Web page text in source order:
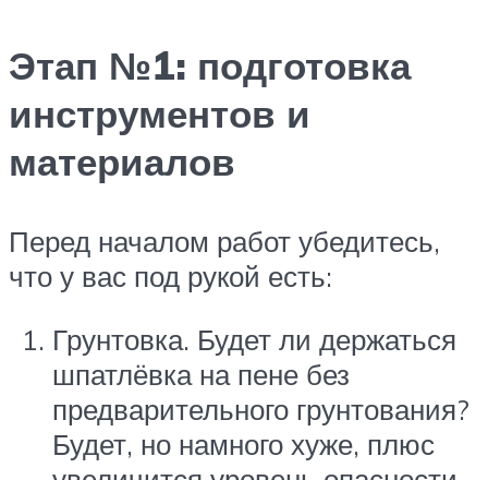
Этап №1: подготовка
инструментов и
материалов
Перед началом работ убедитесь,
что у вас под рукой есть:
Грунтовка. Будет ли держаться
шпатлёвка на пене без
предварительного грунтования?
Будет, но намного хуже, плюс